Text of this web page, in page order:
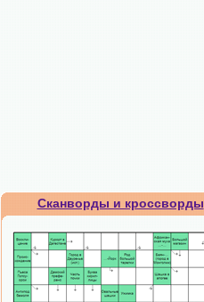
Сканворды и кроссворды